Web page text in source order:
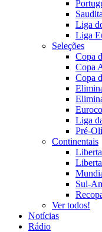
Saudita
Liga
Liga
Seleções
Copa
Copa
Copa
Liga
Pré-
Continentais
Sul-
Ver todos!
Notícias
Rádio